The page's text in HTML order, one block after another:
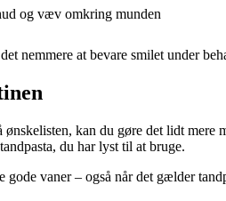
og væv omkring munden
nemmere at bevare smilet under
kan du gøre det lidt
du har lyst til at bruge.
gode vaner – også når det gælder